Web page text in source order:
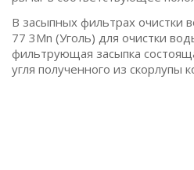
В засыпных фильтрах очистки
77 3Mn (Уголь) для очистки
фильтрующая засыпка
угля полученного из скорлупы